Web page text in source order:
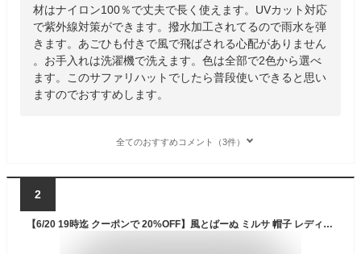
材はナイロン100％で丈夫で長く使えます。UVカット対応
で紫外線対策ができます。撥水加工されてるので雨水を弾
きます。あごひも付きで風で飛ばされる心配がありません
。お手入れは洗濯機で洗えます。色は全部で2色から選べ
ます。このサファリハットでしたら普段使いできると思い
ますのでおすすめします。
全てのおすすめコメント（3件）
2
【6/20 19時迄 クーポンで 20%OFF】風とばーぬ ミルサ 帽子 レディース アドベンチャーハット UV 風に飛ばない 大きいサイズ 涼しい 紫外線対策 洗える 自転車 日よけ 日焼け UVカット 軽い ムレない メッシュ あご紐 母の日 保育園 幼稚園 めくれない 秋冬